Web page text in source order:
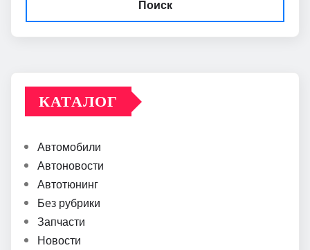
Поиск
КАТАЛОГ
Автомобили
Автоновости
Автотюнинг
Без рубрики
Запчасти
Новости